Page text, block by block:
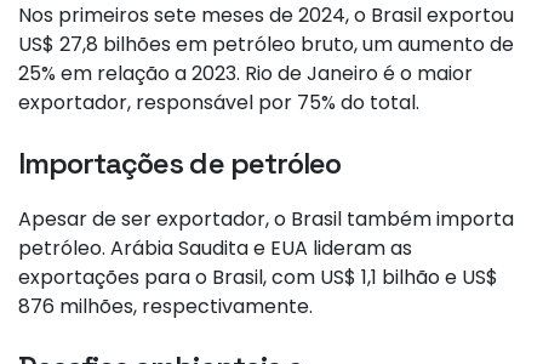
Nos primeiros sete meses de 2024, o Brasil exportou
US$ 27,8 bilhões em petróleo bruto, um aumento de
25% em relação a 2023. Rio de Janeiro é o maior
exportador, responsável por 75% do total.
Importações de petróleo
Apesar de ser exportador, o Brasil também importa
petróleo. Arábia Saudita e EUA lideram as
exportações para o Brasil, com US$ 1,1 bilhão e US$
876 milhões, respectivamente.